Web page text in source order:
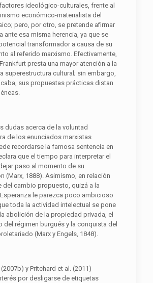
ideológico-culturales, frente al
económico-materialista del
pero, por otro, se pretende afirmar
ante esa misma herencia, ya que se
transformador a causa de su
al referido marxismo. Efectivamente,
presta una mayor atención a la
superestructura cultural; sin embargo,
sus propuestas prácticas distan
dudas acerca de la voluntad
de los enunciados marxistas
recordarse la famosa sentencia en
que el tiempo para interpretar el
paso al momento de su
(Marx, 1888). Asimismo, en relación
del cambio propuesto, quizá a la
le parezca poco ambicioso
toda la actividad intelectual se pone
abolición de la propiedad privada, el
del régimen burgués y la conquista del
(Marx y Engels, 1848).
y Pritchard et al. (2011)
por desligarse de etiquetas